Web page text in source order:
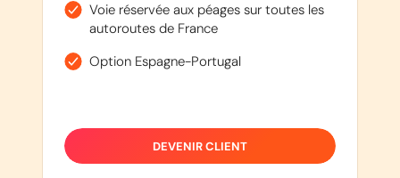
Voie réservée aux péages sur toutes les
autoroutes de France
Option Espagne-Portugal
DEVENIR CLIENT